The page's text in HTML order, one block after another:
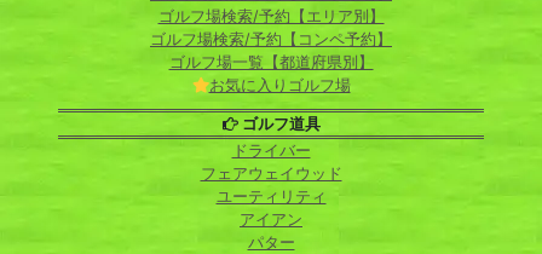
ゴルフ場検索/予約【エリア別】
ゴルフ場検索/予約【コンペ予約】
ゴルフ場一覧【都道府県別】
お気に入りゴルフ場
ゴルフ道具
ドライバー
フェアウェイウッド
ユーティリティ
アイアン
パター